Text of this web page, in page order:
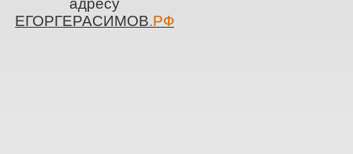
адресу
ЕГОРГЕРАСИМОВ.РФ